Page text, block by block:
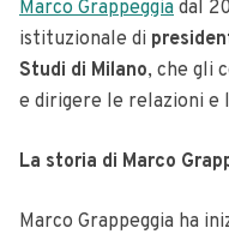
Marco Grappeggia dal
istituzionale di
Studi di Milano, che gli
e dirigere le relazioni e
La storia di Marco
Marco Grappeggia ha